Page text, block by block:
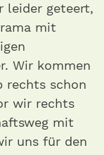
leider geteert,
mit
Wir kommen
rechts schon
wir rechts
mit
uns für den